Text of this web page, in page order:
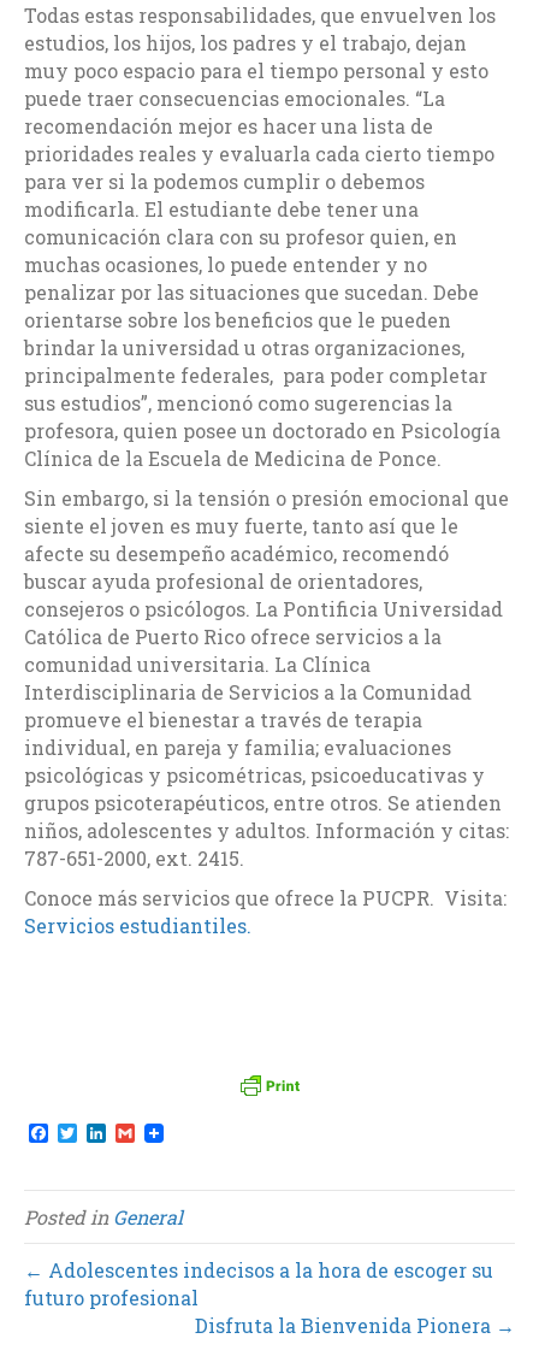
Todas estas responsabilidades, que envuelven los
estudios, los hijos, los padres y el trabajo, dejan
muy poco espacio para el tiempo personal y esto
puede traer consecuencias emocionales. “La
recomendación mejor es hacer una lista de
prioridades reales y evaluarla cada cierto tiempo
para ver si la podemos cumplir o debemos
modificarla. El estudiante debe tener una
comunicación clara con su profesor quien, en
muchas ocasiones, lo puede entender y no
penalizar por las situaciones que sucedan. Debe
orientarse sobre los beneficios que le pueden
brindar la universidad u otras organizaciones,
principalmente federales, para poder completar
sus estudios”, mencionó como sugerencias la
profesora, quien posee un doctorado en Psicología
Clínica de la Escuela de Medicina de Ponce.
Sin embargo, si la tensión o presión emocional que
siente el joven es muy fuerte, tanto así que le
afecte su desempeño académico, recomendó
buscar ayuda profesional de orientadores,
consejeros o psicólogos. La Pontificia Universidad
Católica de Puerto Rico ofrece servicios a la
comunidad universitaria. La Clínica
Interdisciplinaria de Servicios a la Comunidad
promueve el bienestar a través de terapia
individual, en pareja y familia; evaluaciones
psicológicas y psicométricas, psicoeducativas y
grupos psicoterapéuticos, entre otros. Se atienden
niños, adolescentes y adultos. Información y citas:
787-651-2000, ext. 2415.
Conoce más servicios que ofrece la PUCPR. Visita:
Servicios estudiantiles.
F
e
b
o
o
k
T
t
t
e
r
L
k
e
d
I
n
G
i
l
Posted inGeneral
← Adolescentes indecisos a la hora de escoger su
futuro profesional
Disfruta la Bienvenida Pionera →